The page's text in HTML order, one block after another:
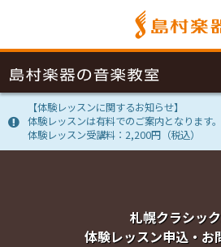
【体験レッスンに関するお知らせ】
体験レッスンは有料でのご案内となります。
体験レッスン受講料：2,200円（税込）
札幌クラシッ
体験レッスン申込・お